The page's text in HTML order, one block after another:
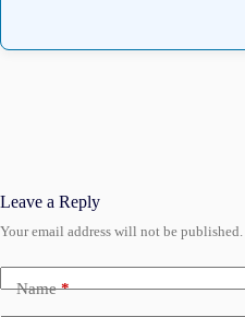
Leave a Reply
Your email address will not be published.
Name*